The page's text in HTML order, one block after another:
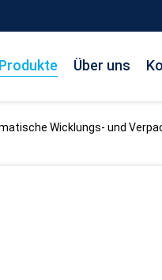
Produkte Über uns
Wicklungs- und